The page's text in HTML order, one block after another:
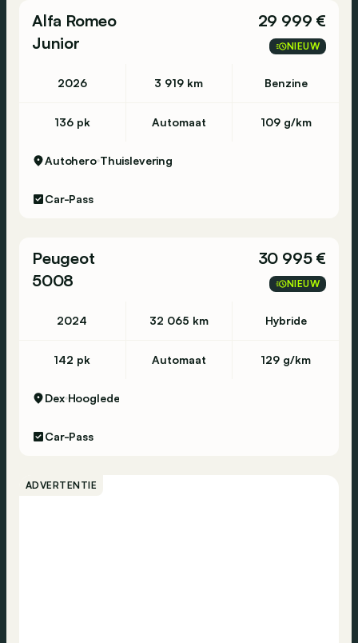
Alfa Romeo
Junior
29 999 €
NIEUW
2026 3 919 km Benzine
136 pk Automaat 109 g/km
Autohero Thuislevering
Car-Pass
Peugeot
5008
30 995 €
NIEUW
2024 32 065 km Hybride
142 pk Automaat 129 g/km
Dex Hooglede
Car-Pass
ADVERTENTIE